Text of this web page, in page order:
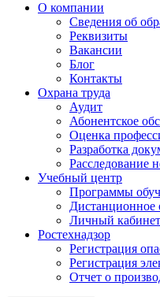
О компании
Сведения об
Реквизиты
Вакансии
Блог
Контакты
Охрана труда
Аудит
Абонентское
Оценка
Разработка
Расследование
Учебный центр
Программы
Дистанционное
Личный кабинет
Ростехнадзор
Регистрация
Регистрация
Отчет о